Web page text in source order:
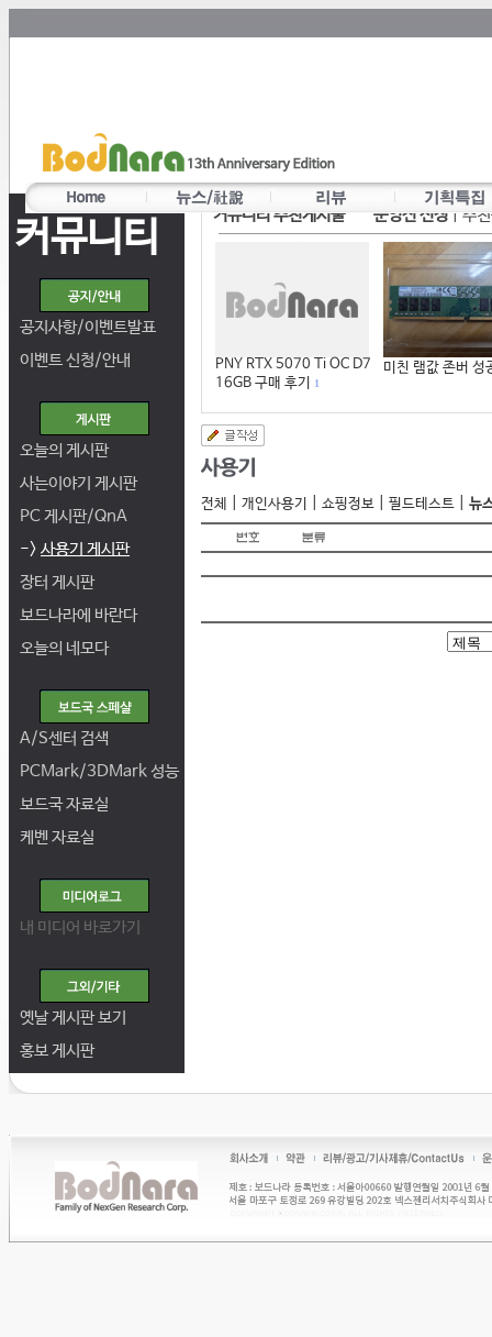
커뮤니티
공지사항/이벤트발표
이벤트 신청/안내
오늘의 게시판
사는이야기 게시판
PC 게시판/QnA
-> 사용기 게시판
장터 게시판
보드나라에 바란다
오늘의 네모다
A/S센터 검색
PCMark/3DMark 성능
보드국 자료실
케벤 자료실
내 미디어 바로가기
옛날 게시판 보기
홍보 게시판
커뮤니티 추천게시물 운영진 선정|추
PNY RTX 5070 Ti OC D7
16GB 구매 후기
1
미친 램값 존버 성
전체 개인사용기 쇼핑정보 필드테스트 뉴